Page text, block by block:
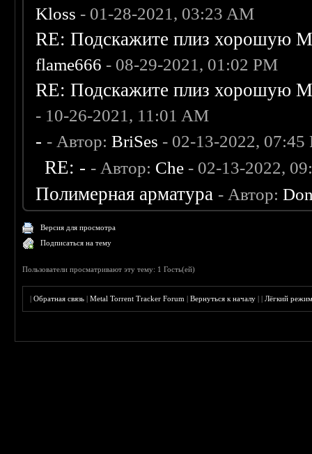
Kloss - 01-28-2021, 03:23 AM
RE: Подскажите плиз хорошую
flame666 - 08-29-2021, 01:02 PM
RE: Подскажите плиз хорошую
- 10-26-2021, 11:01 AM
- - Автор:BriSes - 02-13-2022, 07:45
RE: - - Автор: Che - 02-13-2022,
Полимерная арматура - Автор:
Версия для просмотра
Подписаться на тему
Пользователи просматривают эту тему: 1 Гость(ей)
|Обратная связь |Metal Torrent Tracker Forum |Вернуться к началу ||Лёгкий